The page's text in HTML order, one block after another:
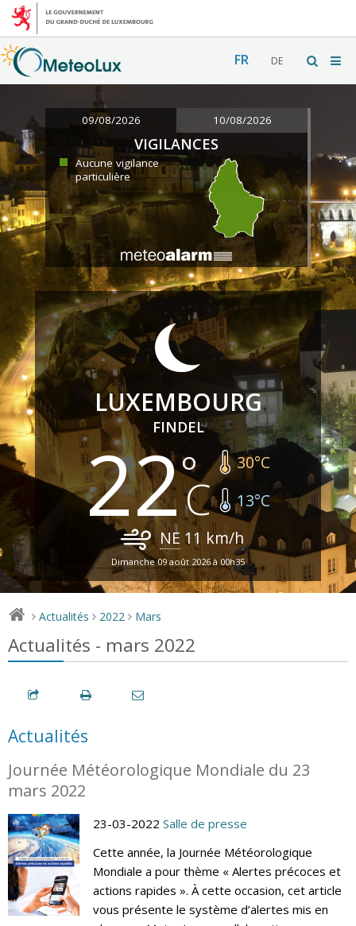
FR DE
09/08/2026 10/08/2026
VIGILANCES
Aucune vigilance
particulière
LUXEMBOURG
FINDEL
22 30°C
13°C
NE 11 km/h
Dimanche 09 août 2026 à 00h35
> Actualités > 2022 > Mars
Actualités - mars 2022
Actualités
Journée Météorologique Mondiale du 23
mars 2022
23-03-2022 Salle de presse
Cette année, la Journée Météorologique
Mondiale a pour thème « Alertes précoces et
actions rapides ». À cette occasion, cet article
vous présente le système d’alertes mis en